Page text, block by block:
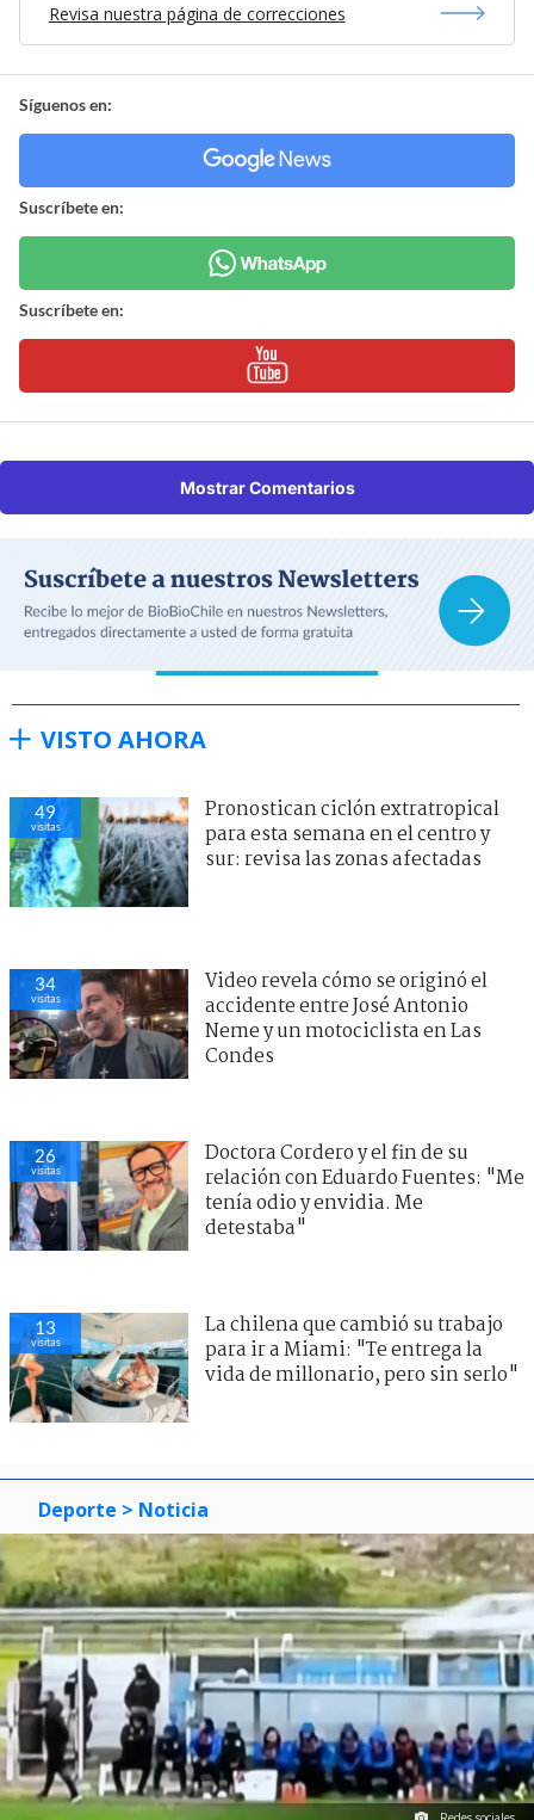
Revisa nuestra página de correcciones
Síguenos en:
Suscríbete en:
Suscríbete en:
Mostrar Comentarios
VISTO AHORA
49
visitas
Pronostican ciclón extratropical
para esta semana en el centro y
sur: revisa las zonas afectadas
34
visitas
Video revela cómo se originó el
accidente entre José Antonio
Neme y un motociclista en Las
Condes
26
visitas
Doctora Cordero y el fin de su
relación con Eduardo Fuentes: "Me
tenía odio y envidia. Me
detestaba"
13
visitas
La chilena que cambió su trabajo
para ir a Miami: "Te entrega la
vida de millonario, pero sin serlo"
Deporte > Noticia